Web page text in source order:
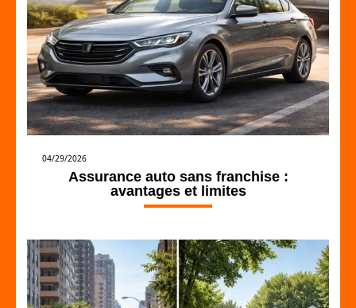
04/29/2026
Assurance auto sans franchise :
avantages et limites